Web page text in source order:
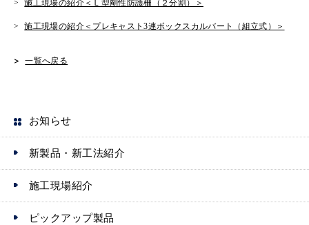
i
n
r
o
施工現場の紹介＜Ｌ型剛性防護柵（２分割）＞
施工現場の紹介＜プレキャスト3連ボックスカルバート（組立式）＞
一覧へ戻る
お知らせ
新製品・新工法紹介
施工現場紹介
ピックアップ製品